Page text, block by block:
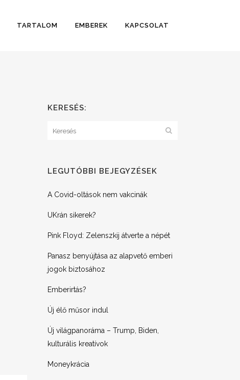
TARTALOM EMBEREK KAPCSOLAT
KERESÉS:
LEGUTÓBBI BEJEGYZÉSEK
A Covid-oltások nem vakcinák
UKrán sikerek?
Pink Floyd: Zelenszkij átverte a népét
Panasz benyújtása az alapvető emberi
jogok biztosához
Emberirtás?
Új élő műsor indul
Új világpanoráma – Trump, Biden,
kulturális kreatívok
Moneykrácia